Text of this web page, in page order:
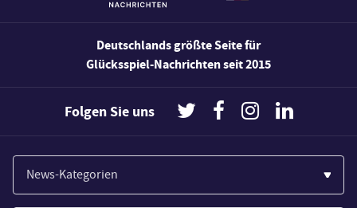
Deutschlands größte Seite für
Glücksspiel-Nachrichten seit 2015
Folgen Sie uns
News-Kategorien